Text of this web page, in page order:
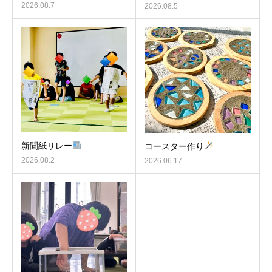
2026.08.7 2026.08.5
新聞紙リレー
2026.08.2
コースター作り
2026.06.17